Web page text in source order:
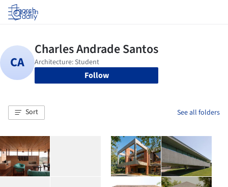
Log in
Follow
Sort See all folders